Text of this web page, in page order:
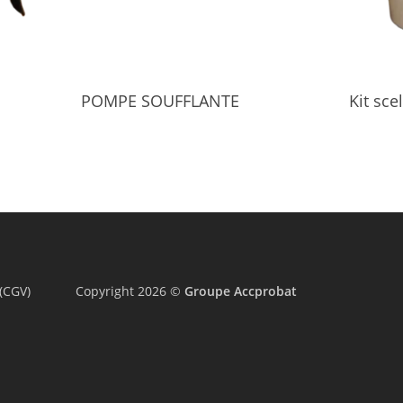
POMPE SOUFFLANTE Kit
Copyright 2026 © Groupe Accprobat